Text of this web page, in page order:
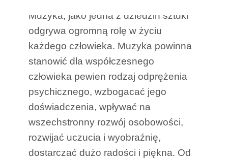
Muzyka, jako jedna z dziedzin sztuki
odgrywa ogromną rolę w życiu
każdego człowieka. Muzyka powinna
stanowić dla współczesnego
człowieka pewien rodzaj odprężenia
psychicznego, wzbogacać jego
doświadczenia, wpływać na
wszechstronny rozwój osobowości,
rozwijać uczucia i wyobraźnię,
dostarczać dużo radości i piękna. Od